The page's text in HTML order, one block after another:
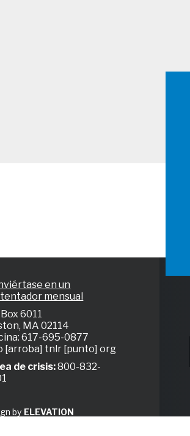
en un
mensual
Box 6011
MA 02114
617-695-0877
[arroba] tnlr [punto] org
de crisis:800-832-
by ELEVATION